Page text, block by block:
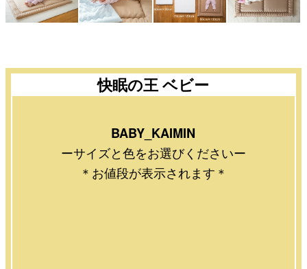
快眠の王 ベビー
BABY_KAIMIN
ーサイズと色をお選びくださいー
＊お値段が表示されます＊